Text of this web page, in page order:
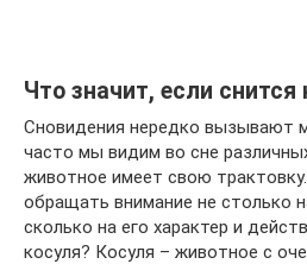
Что значит, если снится
Сновидения нередко вызывают
часто мы видим во сне
животное имеет свою
обращать внимание не столько
сколько на его характер и
косуля? Косуля – животное с